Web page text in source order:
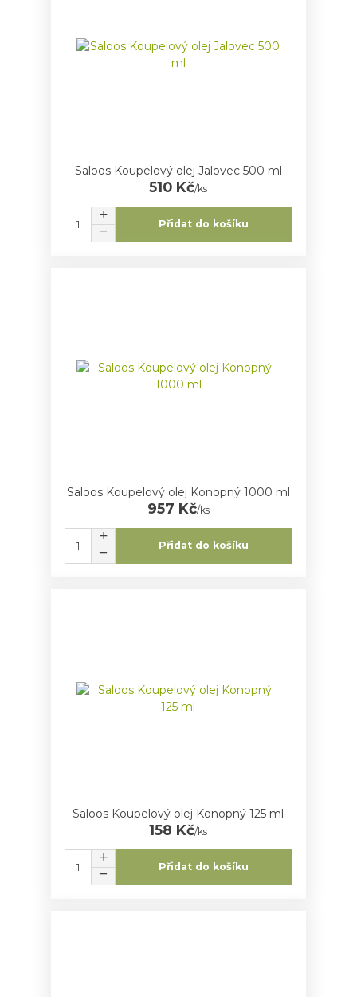
Saloos Koupelový olej Jalovec 500 ml
510 Kč/ks
Přidat do košíku
Saloos Koupelový olej Konopný 1000 ml
957 Kč/ks
Přidat do košíku
Saloos Koupelový olej Konopný 125 ml
158 Kč/ks
Přidat do košíku